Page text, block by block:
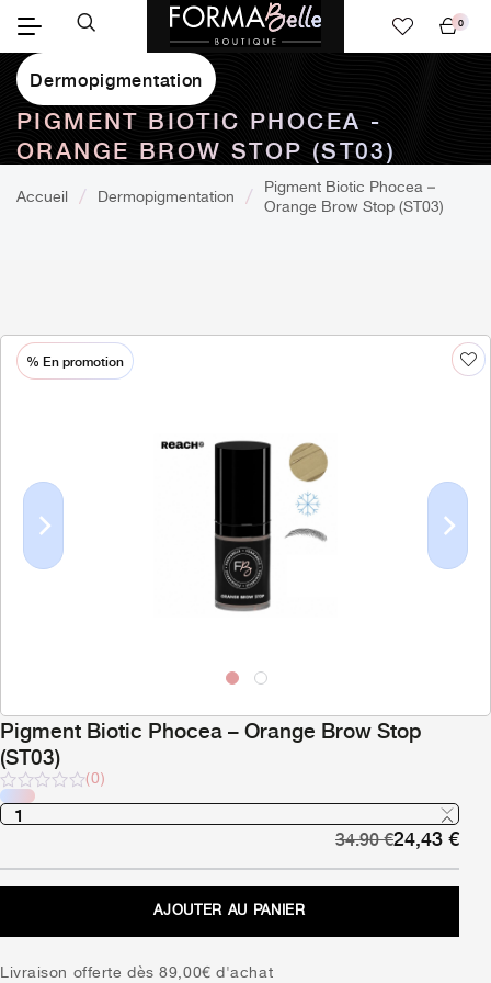
panier
0
Dermopigmentation
PIGMENT BIOTIC PHOCEA -
ORANGE BROW STOP (ST03)
Accueil Dermopigmentation
Pigment Biotic Phocea –
Orange Brow Stop (ST03)
% En promotion
Previous Next
Pigment Biotic Phocea – Orange Brow Stop
(ST03)
Note
sur
(0)
34.90€Le
prix
initial
34,90 €.
24,43€Le
prix
AJOUTER AU PANIER
Livraison offerte dès 89,00€ d'achat